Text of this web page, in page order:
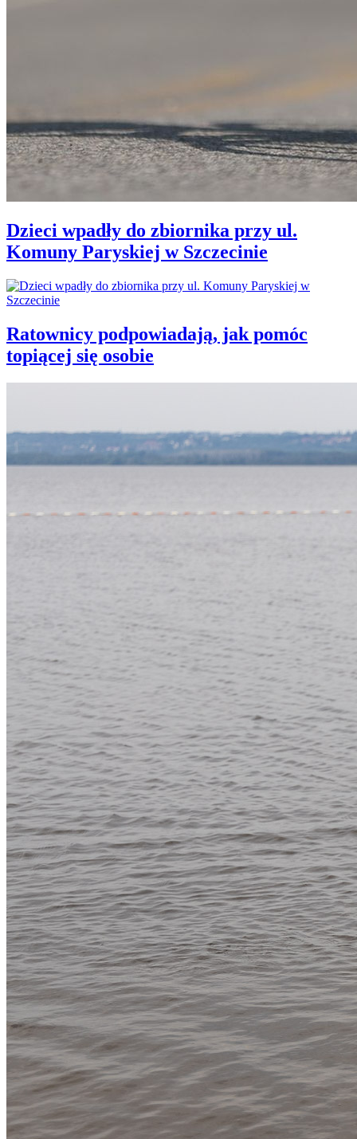
Dzieci wpadły do zbiornika przy ul.
Komuny Paryskiej w Szczecinie
Ratownicy podpowiadają, jak pomóc
topiącej się osobie